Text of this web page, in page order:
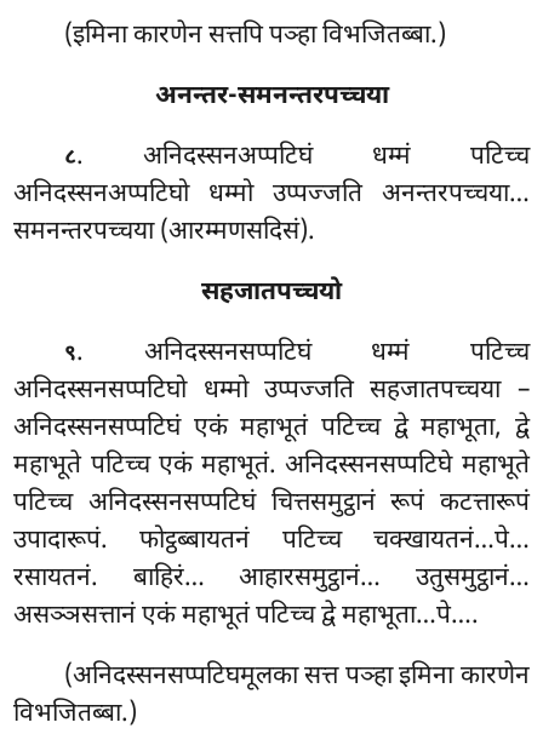
(इमिना कारणेन सत्तपि पञ्हा विभजितब्बा.)
अनन्तर-समनन्तरपच्चया
८. अनिदस्सनअप्पटिघं धम्मं पटिच्च
अनिदस्सनअप्पटिघो धम्मो उप्पज्जति अनन्तरपच्चया…
समनन्तरपच्चया (आरम्मणसदिसं).
सहजातपच्चयो
९. अनिदस्सनसप्पटिघं धम्मं पटिच्च
अनिदस्सनसप्पटिघो धम्मो उप्पज्जति सहजातपच्चया –
अनिदस्सनसप्पटिघं एकं महाभूतं पटिच्च द्वे महाभूता, द्वे
महाभूते पटिच्च एकं महाभूतं. अनिदस्सनसप्पटिघे महाभूते
पटिच्च अनिदस्सनसप्पटिघं चित्तसमुट्ठानं रूपं कटत्तारूपं
उपादारूपं. फोट्ठब्बायतनं पटिच्च चक्खायतनं…पे…
रसायतनं. बाहिरं… आहारसमुट्ठानं… उतुसमुट्ठानं…
असञ्ञसत्तानं एकं महाभूतं पटिच्च द्वे महाभूता…पे….
(अनिदस्सनसप्पटिघमूलका सत्त पञ्हा इमिना कारणेन
विभजितब्बा.)